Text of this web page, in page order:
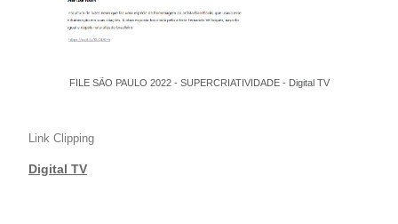
FILE SÃO PAULO 2022 - SUPERCRIATIVIDADE - Digital TV
Link Clipping
Digital TV